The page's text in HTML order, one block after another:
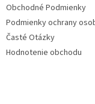
Obchodné Podmienky
Podmienky ochrany
Časté Otázky
Hodnotenie obchodu